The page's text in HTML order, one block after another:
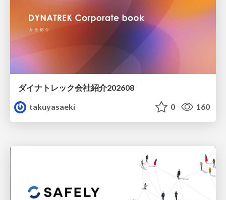
ダイナトレック会社紹介202608
takuyasaeki
0 160